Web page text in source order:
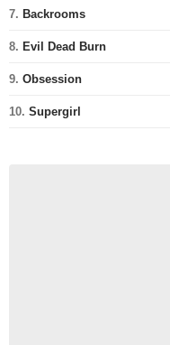
7. Backrooms
8. Evil Dead Burn
9. Obsession
10. Supergirl